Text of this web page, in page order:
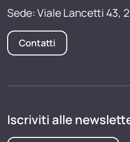
Sede: Viale Lancetti 43,
Contatti
Iscriviti alle